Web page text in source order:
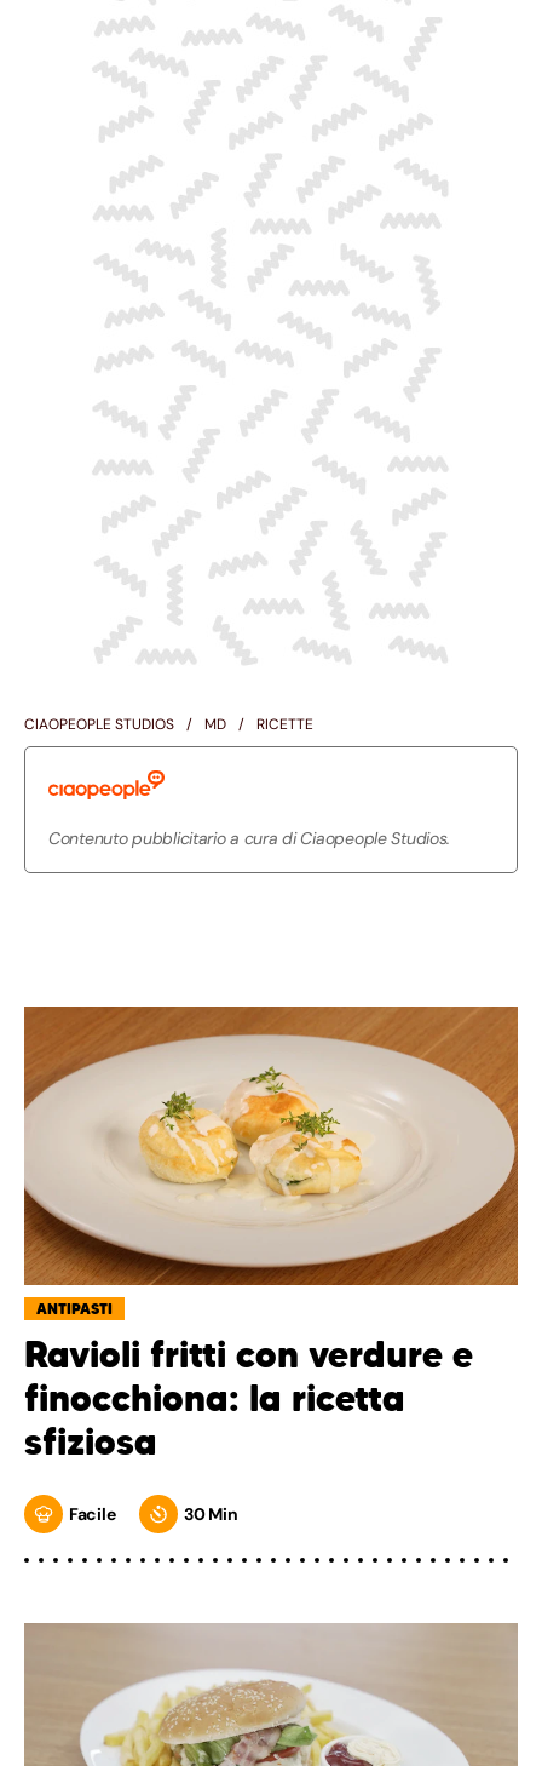
CIAOPEOPLE STUDIOS MD RICETTE
Contenuto pubblicitario a cura di Ciaopeople Studios.
ANTIPASTI
Ravioli fritti con verdure e
finocchiona: la ricetta
sfiziosa
Facile 30 Min